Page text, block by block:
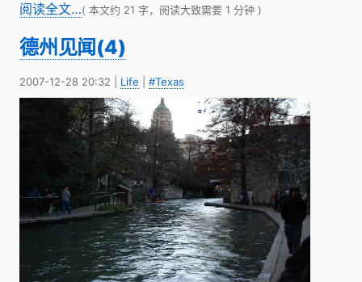
阅读全文…( 本文约 21 字，阅读大致需要 1 分钟 )
德州见闻(4)
2007-12-28 20:32 Life #Texas